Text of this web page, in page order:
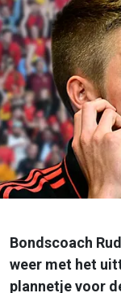
Bondscoach
weer met het
plannetje voor